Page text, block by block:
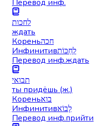
Перевод инф.
לחכות
ждать
Кореньחכה
Инфинитивלְחַכּוֹת
Перевод инф.ждать
תבואי
ты придёшь (ж.)
Кореньבוא
Инфинитивלָבוֹא
Перевод инф.прийти